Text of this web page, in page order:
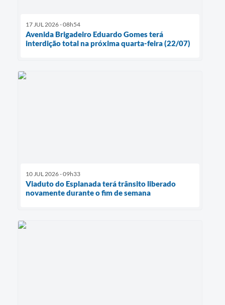
17 JUL 2026 - 08h54
Avenida Brigadeiro Eduardo Gomes terá
interdição total na próxima quarta-feira (22/07)
10 JUL 2026 - 09h33
Viaduto do Esplanada terá trânsito liberado
novamente durante o fim de semana